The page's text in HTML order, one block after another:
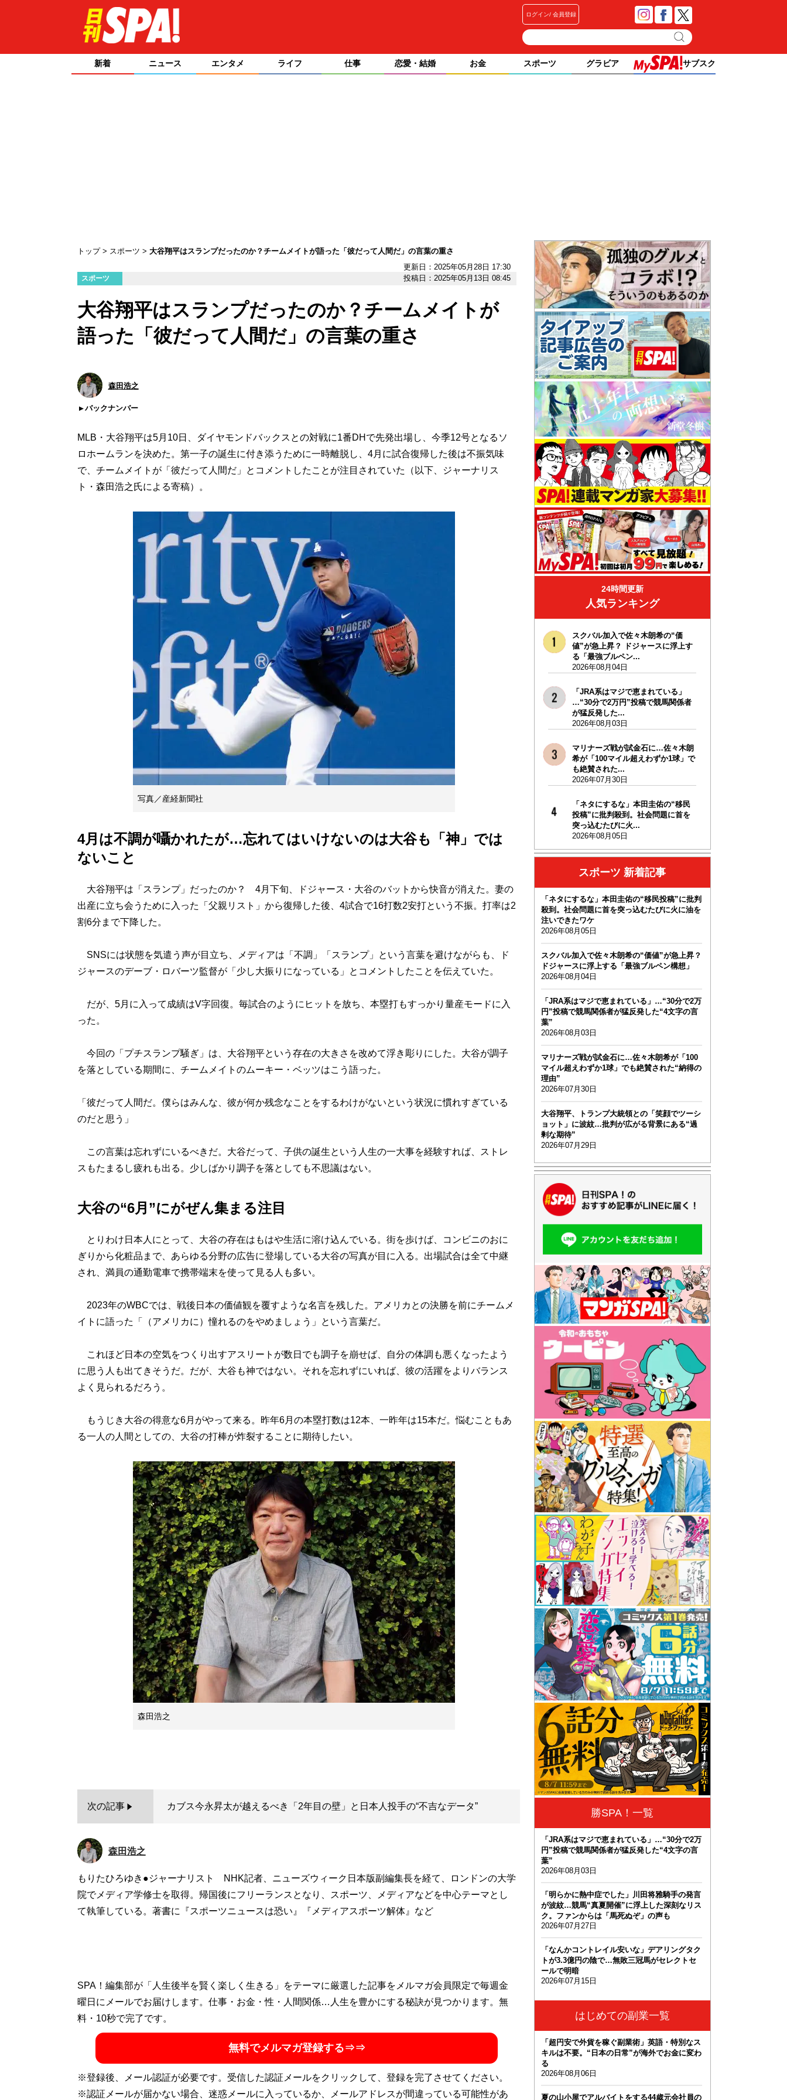
ログイン 会員登録
新着 ニュース エンタメ ライフ 仕事 恋愛・結婚 お金 スポーツ グラビア サブスク
トップ スポーツ
大谷翔平はスランプだったのか？チームメイトが語った「彼だって人間だ」の言葉の重さ
更新日：2025年05月28日 17:30
スポーツ 投稿日：2025年05月13日 08:45
大谷翔平はスランプだったのか？チームメイトが
語った「彼だって人間だ」の言葉の重さ
森田浩之
バックナンバー
MLB・大谷翔平は5月10日、ダイヤモンドバックスとの対戦に1番DHで先発出場し、今季12号となるソ
ロホームランを決めた。第一子の誕生に付き添うために一時離脱し、4月に試合復帰した後は不振気味
で、チームメイトが「彼だって人間だ」とコメントしたことが注目されていた（以下、ジャーナリス
ト・森田浩之氏による寄稿）。
写真／産経新聞社
4月は不調が囁かれたが…忘れてはいけないのは大谷も「神」では
ないこと
大谷翔平は「スランプ」だったのか？ 4月下旬、ドジャース・大谷のバットから快音が消えた。妻の
出産に立ち会うために入った「父親リスト」から復帰した後、4試合で16打数2安打という不振。打率は2
割6分まで下降した。
SNSには状態を気遣う声が目立ち、メディアは「不調」「スランプ」という言葉を避けながらも、ド
ジャースのデーブ・ロバーツ監督が「少し大振りになっている」とコメントしたことを伝えていた。
だが、5月に入って成績はV字回復。毎試合のようにヒットを放ち、本塁打もすっかり量産モードに入
った。
今回の「プチスランプ騒ぎ」は、大谷翔平という存在の大きさを改めて浮き彫りにした。大谷が調子
を落としている期間に、チームメイトのムーキー・ベッツはこう語った。
「彼だって人間だ。僕らはみんな、彼が何か残念なことをするわけがないという状況に慣れすぎている
のだと思う」
この言葉は忘れずにいるべきだ。大谷だって、子供の誕生という人生の一大事を経験すれば、ストレ
スもたまるし疲れも出る。少しばかり調子を落としても不思議はない。
大谷の“6月”にがぜん集まる注目
とりわけ日本人にとって、大谷の存在はもはや生活に溶け込んでいる。街を歩けば、コンビニのおに
ぎりから化粧品まで、あらゆる分野の広告に登場している大谷の写真が目に入る。出場試合は全て中継
され、満員の通勤電車で携帯端末を使って見る人も多い。
2023年のWBCでは、戦後日本の価値観を覆すような名言を残した。アメリカとの決勝を前にチームメ
イトに語った「（アメリカに）憧れるのをやめましょう」という言葉だ。
これほど日本の空気をつくり出すアスリートが数日でも調子を崩せば、自分の体調も悪くなったよう
に思う人も出てきそうだ。だが、大谷も神ではない。それを忘れずにいれば、彼の活躍をよりバランス
よく見られるだろう。
もうじき大谷の得意な6月がやって来る。昨年6月の本塁打数は12本、一昨年は15本だ。悩むこともあ
る一人の人間としての、大谷の打棒が炸裂することに期待したい。
森田浩之
次の記事 カブス今永昇太が越えるべき「2年目の壁」と日本人投手の“不吉なデータ”
森田浩之
もりたひろゆき●ジャーナリスト NHK記者、ニューズウィーク日本版副編集長を経て、ロンドンの大学
院でメディア学修士を取得。帰国後にフリーランスとなり、スポーツ、メディアなどを中心テーマとし
て執筆している。著書に『スポーツニュースは恐い』『メディアスポーツ解体』など
SPA！編集部が「人生後半を賢く楽しく生きる」をテーマに厳選した記事をメルマガ会員限定で毎週金
曜日にメールでお届けします。仕事・お金・性・人間関係…人生を豊かにする秘訣が見つかります。無
料・10秒で完了です。
無料でメルマガ登録する⇒⇒
※登録後、メール認証が必要です。受信した認証メールをクリックして、登録を完了させてください。
※認証メールが届かない場合、迷惑メールに入っているか、メールアドレスが間違っている可能性があ
24時間更新
人気ランキング
スクバル加入で佐々木朗希の“価
値”が急上昇？ ドジャースに浮上す
る「最強ブルペン...
2026年08月04日
「JRA系はマジで恵まれている」
…“30分で2万円”投稿で競馬関係者
が猛反発した...
2026年08月03日
マリナーズ戦が試金石に…佐々木朗
希が「100マイル超えわずか1球」で
も絶賛された...
2026年07月30日
「ネタにするな」本田圭佑の“移民
投稿”に批判殺到。社会問題に首を
突っ込むたびに火...
2026年08月05日
スポーツ 新着記事
「ネタにするな」本田圭佑の“移民投稿”に批判
殺到。社会問題に首を突っ込むたびに火に油を
注いできたワケ
2026年08月05日
スクバル加入で佐々木朗希の“価値”が急上昇？
ドジャースに浮上する「最強ブルペン構想」
2026年08月04日
「JRA系はマジで恵まれている」…“30分で2万
円”投稿で競馬関係者が猛反発した“4文字の言
葉”
2026年08月03日
マリナーズ戦が試金石に…佐々木朗希が「100
マイル超えわずか1球」でも絶賛された“納得の
理由”
2026年07月30日
大谷翔平、トランプ大統領との「笑顔でツーシ
ョット」に波紋…批判が広がる背景にある“過
剰な期待”
2026年07月29日
勝SPA！一覧
「JRA系はマジで恵まれている」…“30分で2万
円”投稿で競馬関係者が猛反発した“4文字の言
葉”
2026年08月03日
「明らかに熱中症でした」川田将雅騎手の発言
が波紋…競馬“真夏開催”に浮上した深刻なリス
ク。ファンからは「馬死ぬぞ」の声も
2026年07月27日
「なんかコントレイル安いな」デアリングタク
トが3.3億円の陰で…無敗三冠馬がセレクトセ
ールで明暗
2026年07月15日
はじめての副業一覧
「超円安で外貨を稼ぐ副業術」英語・特別なス
キルは不要。“日本の日常”が海外でお金に変わ
る
2026年08月06日
夏の山小屋でアルバイトをする44歳元会社員の